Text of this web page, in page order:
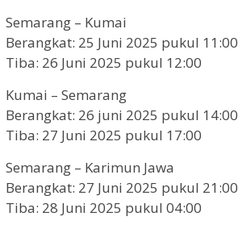
Semarang – Kumai
Berangkat: 25 Juni 2025 pukul 11:00
Tiba: 26 Juni 2025 pukul 12:00
Kumai – Semarang
Berangkat: 26 juni 2025 pukul 14:00
Tiba: 27 Juni 2025 pukul 17:00
Semarang – Karimun Jawa
Berangkat: 27 Juni 2025 pukul 21:00
Tiba: 28 Juni 2025 pukul 04:00